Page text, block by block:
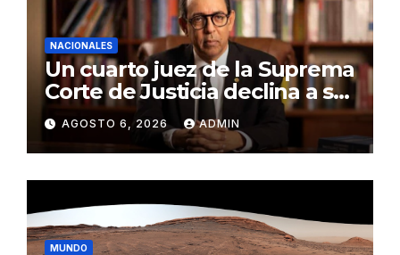
NACIONALES
Un cuarto juez de la Suprema
Corte de Justicia declina a ser
evaluado por el CNM
AGOSTO 6, 2026 ADMIN
MUNDO